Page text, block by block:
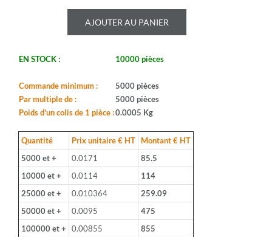
-
CR25J
CFR0W4
Boitier:
25
-
-
Tolerance:
-
Puissance:
AJOUTER AU PANIER
EN STOCK : 10000 pièces
Commande minimum :
5000 pièces
Par multiple de :
5000 pièces
Poids d'un colis de 1 pièce :0.0005 Kg
Quantité Prix unitaire € HT
Montant € HT
5000 et +
0.0171
85.5
10000 et +
0.0114
114
25000 et +
0.010364
259.09
50000 et +
0.0095
475
100000 et +
0.00855 855